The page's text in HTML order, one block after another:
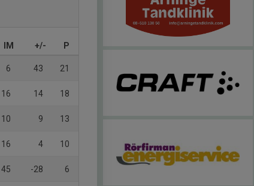
IM +/- P
6 43 21
16 14 18
10 9 13
16 4 10
45 -28 6